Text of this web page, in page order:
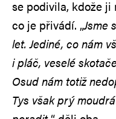
se podivila, kdože ji
co je přivádí. „Jsme
let. Jediné, co nám
i pláč, veselé
Osud nám totiž
Tys však prý